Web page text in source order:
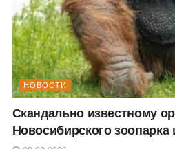
НОВОСТИ
Скандально известному
Новосибирского